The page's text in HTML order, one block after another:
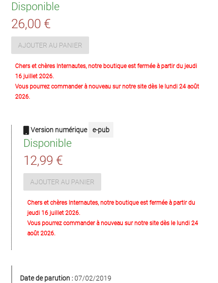
Disponible
26,00 €
AJOUTER AU PANIER
Chers et chères Internautes, notre boutique est fermée à partir du jeudi
16 juillet 2026.
Vous pourrez commander à nouveau sur notre site dès le lundi 24 août
2026.
Version numérique e-pub
Disponible
12,99 €
AJOUTER AU PANIER
Chers et chères Internautes, notre boutique est fermée à partir du
jeudi 16 juillet 2026.
Vous pourrez commander à nouveau sur notre site dès le lundi 24
août 2026.
Date de parution :07/02/2019